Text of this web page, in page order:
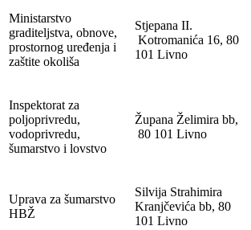
Ministarstvo
graditeljstva, obnove,
prostornog uređenja i
zaštite okoliša
Stjepana II.
Kotromanića 16, 80
101 Livno
Inspektorat za
poljoprivredu,
vodoprivredu,
šumarstvo i lovstvo
Župana Želimira bb,
80 101 Livno
Uprava za šumarstvo
HBŽ
Silvija Strahimira
Kranjčevića bb, 80
101 Livno